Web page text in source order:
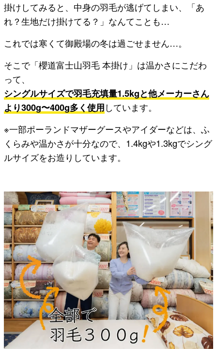
掛けしてみると、中身の羽毛が逃げてしまい、「あ
れ？生地だけ掛けてる？」なんてことも…
これでは寒くて御殿場の冬は過ごせません…。
そこで「櫻道富士山羽毛 本掛け」は温かさにこだわ
って、
シングルサイズで羽毛充填量1.5kgと他メーカーさん
より300g〜400g多く使用しています。
※一部ポーランドマザーグースやアイダーなどは、ふ
くらみや温かさが十分なので、1.4kgや1.3kgでシング
ルサイズをお造りしています。